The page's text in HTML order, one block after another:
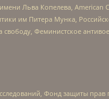
Льва Копелева,
им Питера Мунка,
Феминистское
Фонд защиты